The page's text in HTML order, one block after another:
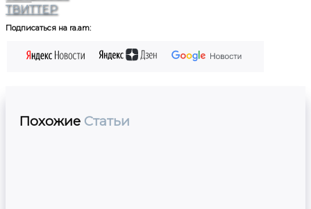
ТВИТТЕР
Подписаться на ra.am:
Похожие Статьи